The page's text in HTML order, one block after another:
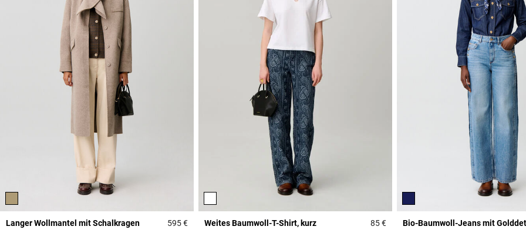
Langer Wollmantel mit Schalkragen 595 €3,7 out of 5 Customer Rating
Weites Baumwoll-T-Shirt, kurz 85 €4,4 out of 5 Customer Rating
Bio-Baumwoll-Jeans mit